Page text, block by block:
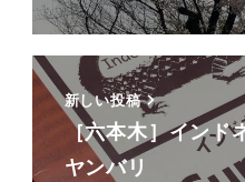
新しい投稿
［六本木］インド
ヤンバリ